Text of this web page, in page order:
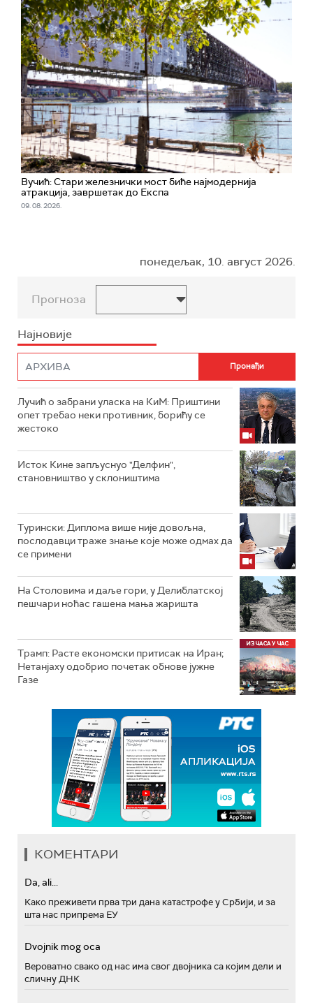
Вучић: Стари железнички мост биће најмодернија
атракција, завршетак до Експа
09. 08. 2026.
понедељак, 10. август 2026.
Прогноза
Најновије
Лучић о забрани уласка на КиМ: Приштини
опет требао неки противник, борићу се
жестоко
Исток Кине запљуснуо "Делфин",
становништво у склоништима
Турински: Диплома више није довољна,
послодавци траже знање које може одмах да
се примени
На Столовима и даље гори, у Делиблатској
пешчари ноћас гашена мања жаришта
Трамп: Расте економски притисак на Иран;
Нетанјаху одобрио почетак обнове јужне
Газе
КОМЕНТАРИ
Da, ali...
Како преживети прва три дана катастрофе у Србији, и за
шта нас припрема ЕУ
Dvojnik mog oca
Вероватно свако од нас има свог двојника са којим дели и
сличну ДНК